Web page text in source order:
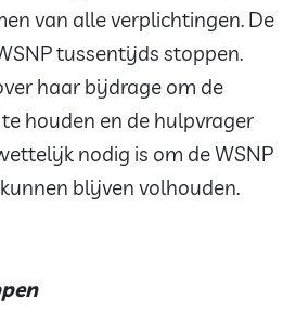
van alle verplichtingen. De
tussentijds stoppen.
haar bijdrage om de
houden en de hulpvrager
nodig is om de WSNP
blijven volhouden.